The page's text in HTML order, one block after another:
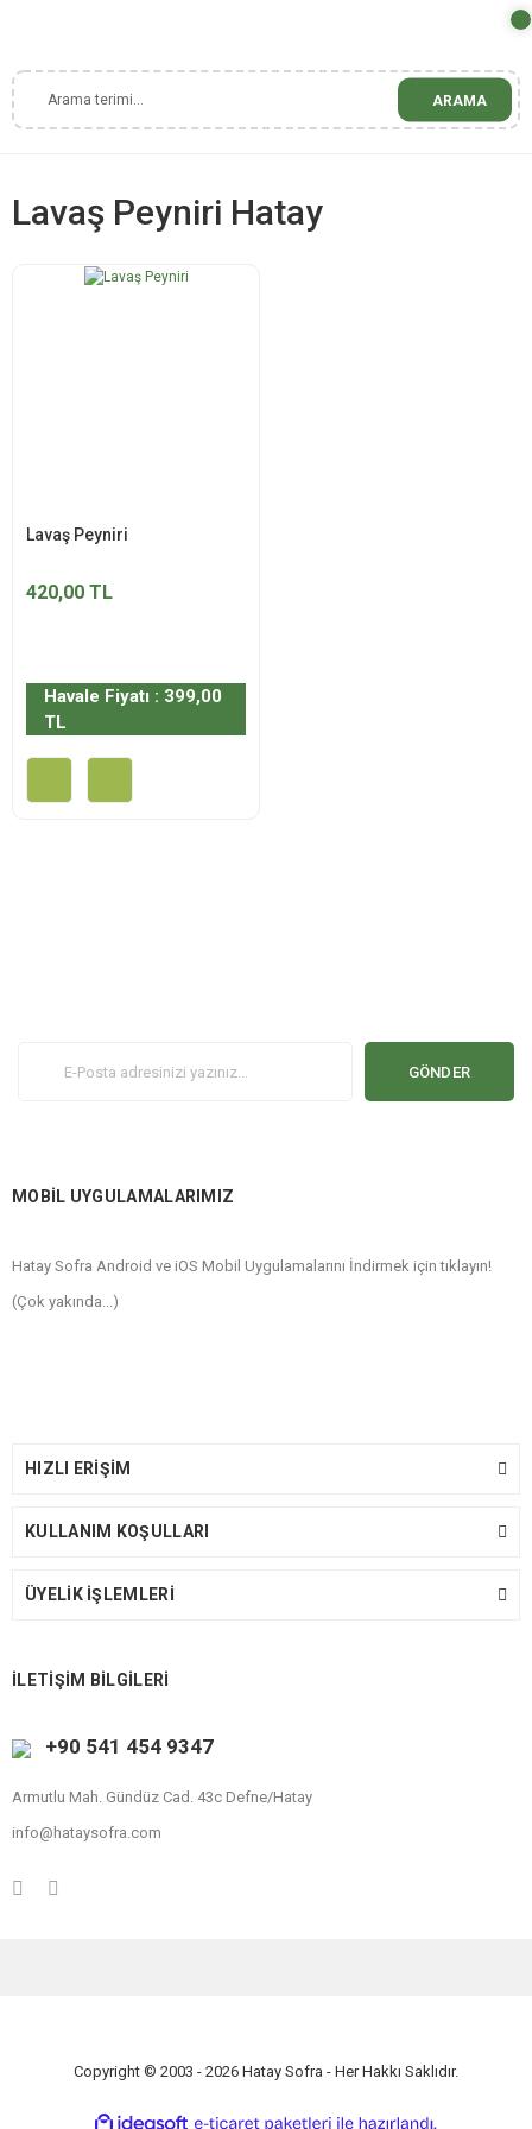
ARAMA
Lavaş Peyniri Hatay
Lavaş Peyniri
420,00 TL
Havale Fiyatı : 399,00
TL
GÖNDER
MOBİL UYGULAMALARIMIZ
Hatay Sofra Android ve iOS Mobil Uygulamalarını İndirmek için tıklayın!
(Çok yakında...)
HIZLI ERİŞİM
KULLANIM KOŞULLARI
ÜYELİK İŞLEMLERİ
İLETİŞİM BİLGİLERİ
+90 541 454 9347
Armutlu Mah. Gündüz Cad. 43c Defne/Hatay
info@hataysofra.com
Copyright © 2003 - 2026 Hatay Sofra - Her Hakkı Saklıdır.
ideasoft e-